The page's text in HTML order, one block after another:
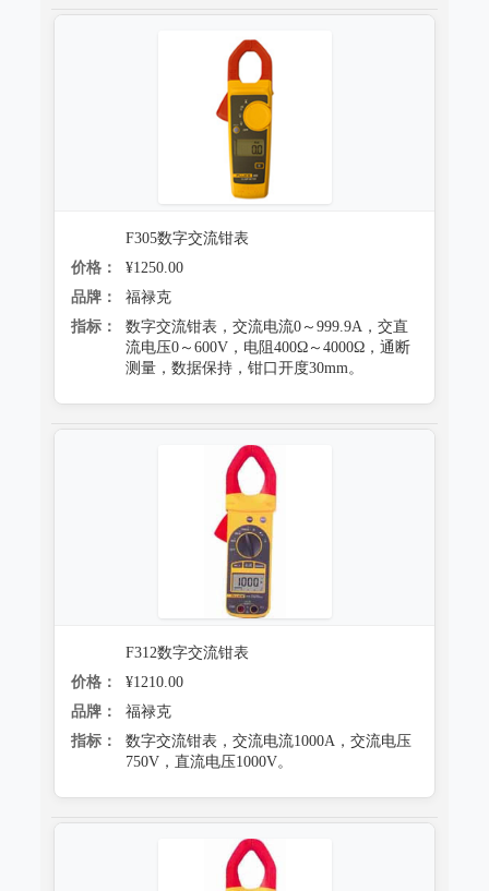
F305数字交流钳表
价格：
¥1250.00
品牌：
福禄克
指标：
数字交流钳表，交流电流0～999.9A，交直
流电压0～600V，电阻400Ω～4000Ω，通断
测量，数据保持，钳口开度30mm。
F312数字交流钳表
价格：
¥1210.00
品牌：
福禄克
指标：
数字交流钳表，交流电流1000A，交流电压
750V，直流电压1000V。